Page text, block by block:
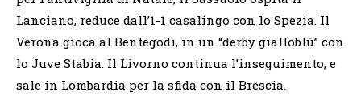
Lanciano, reduce dall’1-1 casalingo con lo Spezia. Il
Verona gioca al Bentegodi, in un “derby gialloblù” con
lo Juve Stabia. Il Livorno continua l’inseguimento, e
sale in Lombardia per la sfida con il Brescia.